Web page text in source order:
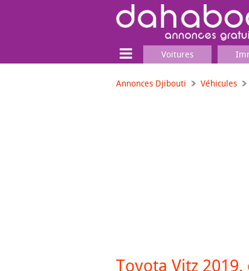
Voitures
Annonces Djibouti Véhicules
Toyota Vitz